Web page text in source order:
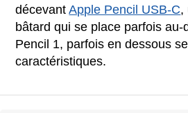
décevantApple Pencil USB-C,
bâtard qui se place parfois au-
Pencil 1, parfois en dessous
caractéristiques.